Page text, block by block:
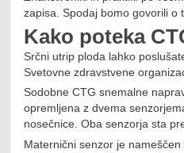
zapisa. Spodaj bomo govorili o
Kako poteka
Srčni utrip ploda lahko
Svetovne zdravstvene
Sodobne CTG snemalne
opremljena z dvema
nosečnice. Oba senzorja sta
Maternični senzor je